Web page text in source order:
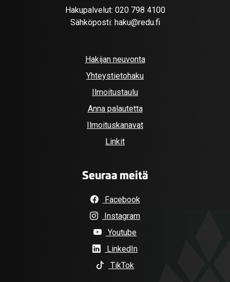
Hakupalvelut: 020 798 4100
Sähköposti: haku@redu.fi
Hakijan neuvonta
Yhteystietohaku
Ilmoitustaulu
Anna palautetta
Ilmoituskanavat
Linkit
Seuraa meitä
Facebook
Instagram
Youtube
LinkedIn
TikTok